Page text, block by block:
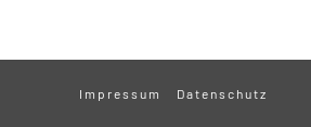
Impressum Datenschutz